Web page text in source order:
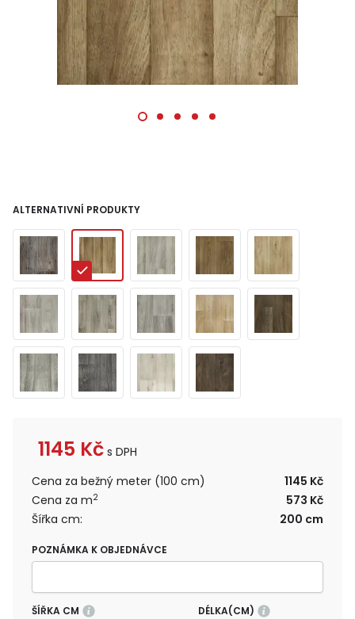
ALTERNATIVNÍ PRODUKTY
1145 Kč s DPH
Cena za bežný meter (100 cm)
1145 Kč
Cena za m2
573 Kč
Šířka cm:
200 cm
POZNÁMKA K OBJEDNÁVCE
ŠÍŘKA CM DÉLKA(CM)